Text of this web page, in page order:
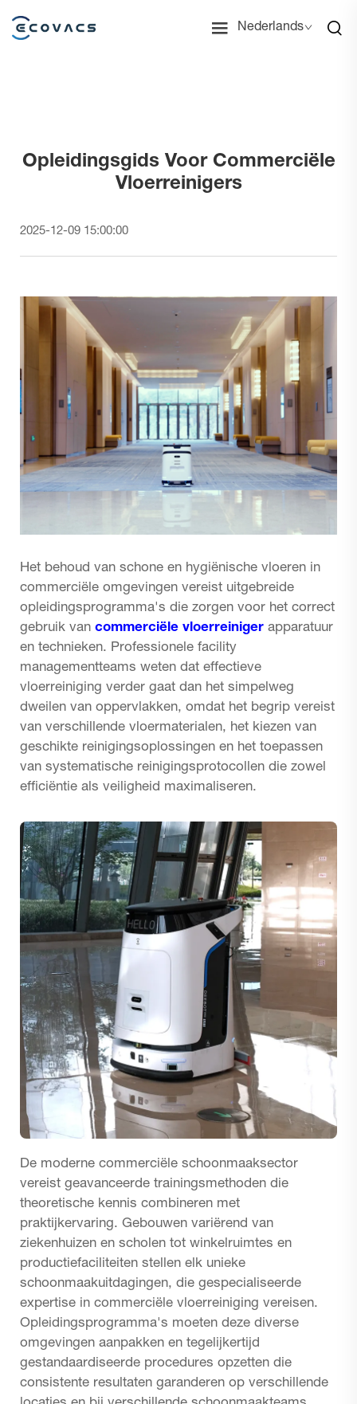
Nederlands
Opleidingsgids Voor Commerciële
Vloerreinigers
2025-12-09 15:00:00
Het behoud van schone en hygiënische vloeren in
commerciële omgevingen vereist uitgebreide
opleidingsprogramma's die zorgen voor het correct
gebruik van commerciële vloerreiniger apparatuur
en technieken. Professionele facility
managementteams weten dat effectieve
vloerreiniging verder gaat dan het simpelweg
dweilen van oppervlakken, omdat het begrip vereist
van verschillende vloermaterialen, het kiezen van
geschikte reinigingsoplossingen en het toepassen
van systematische reinigingsprotocollen die zowel
efficiëntie als veiligheid maximaliseren.
De moderne commerciële schoonmaaksector
vereist geavanceerde trainingsmethoden die
theoretische kennis combineren met
praktijkervaring. Gebouwen variërend van
ziekenhuizen en scholen tot winkelruimtes en
productiefaciliteiten stellen elk unieke
schoonmaakuitdagingen, die gespecialiseerde
expertise in commerciële vloerreiniging vereisen.
Opleidingsprogramma's moeten deze diverse
omgevingen aanpakken en tegelijkertijd
gestandaardiseerde procedures opzetten die
consistente resultaten garanderen op verschillende